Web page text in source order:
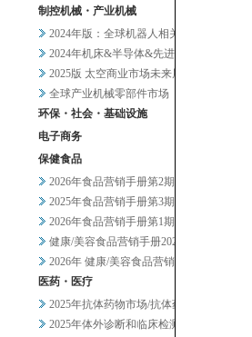
制控机械・产业机械
2024年版：全球机器人相关市...
2024年机床&半导体&先进设...
2025版 太空商业市场未来展...
全球产业机械零部件市场
环保・社会・基础设施
电子商务
保健食品
2026年食品营销手册第2期
2025年食品营销手册第3期
2026年食品营销手册第1期
健康/美容食品营销手册2025...
2026年 健康/美容食品营销...
医药・医疗
2025年抗体药物市场/抗体药...
2025年体外诊断和临床检测市...